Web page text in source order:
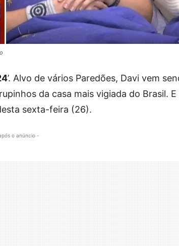
’. Alvo de vários Paredões, Davi vem
da casa mais vigiada do Brasil. E
sexta-feira (26).
o anúncio -